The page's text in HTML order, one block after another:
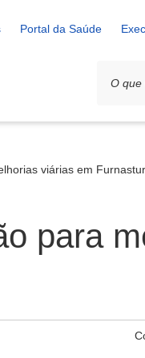
Portal da Saúde
viárias em Furnastur
para